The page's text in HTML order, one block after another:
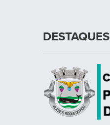
DESTAQUES